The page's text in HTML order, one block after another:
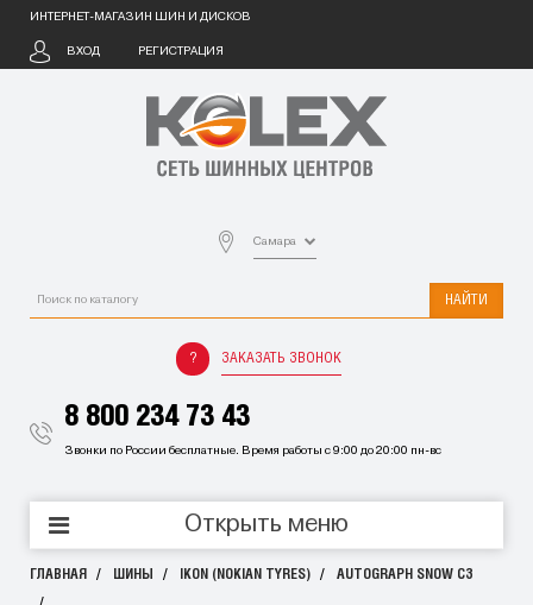
ИНТЕРНЕТ-МАГАЗИН ШИН И ДИСКОВ
ВХОД РЕГИСТРАЦИЯ
Самара
НАЙТИ
ЗАКАЗАТЬ ЗВОНОК
8 800 234 73 43
Звонки по России бесплатные. Время работы с 9:00 до 20:00 пн-вс
Открыть меню
ГЛАВНАЯ ШИНЫ IKON (NOKIAN TYRES) AUTOGRAPH SNOW C3